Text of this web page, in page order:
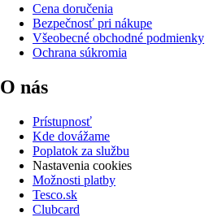
Cena doručenia
Bezpečnosť pri nákupe
Všeobecné obchodné podmienky
Ochrana súkromia
O nás
Prístupnosť
Kde dovážame
Poplatok za službu
Nastavenia cookies
Možnosti platby
Tesco.sk
Clubcard